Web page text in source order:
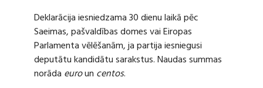
Deklarācija iesniedzama 30 dienu laikā pēc
Saeimas, pašvaldības domes vai Eiropas
Parlamenta vēlēšanām, ja partija iesniegusi
deputātu kandidātu sarakstus. Naudas summas
norāda euroun centos.